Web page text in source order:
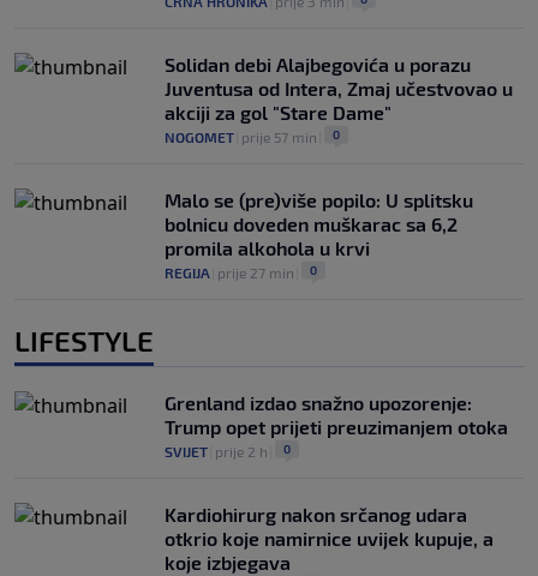
Solidan debi Alajbegovića u porazu
Juventusa od Intera, Zmaj učestvovao u
akciji za gol "Stare Dame"
NOGOMET prije 57 min 0
Malo se (pre)više popilo: U splitsku
bolnicu doveden muškarac sa 6,2
promila alkohola u krvi
REGIJA prije 27 min 0
LIFESTYLE
Grenland izdao snažno upozorenje:
Trump opet prijeti preuzimanjem otoka
SVIJET prije 2 h 0
Kardiohirurg nakon srčanog udara
otkrio koje namirnice uvijek kupuje, a
koje izbjegava